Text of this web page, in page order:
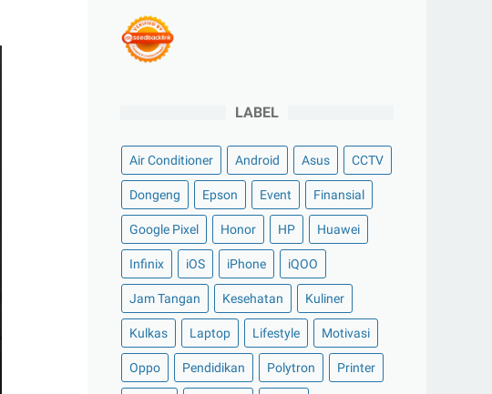
LABEL
Air Conditioner Android Asus CCTV
Dongeng Epson Event Finansial
Google Pixel Honor HP Huawei
Infinix iOS iPhone iQOO
Jam Tangan Kesehatan Kuliner
Kulkas Laptop Lifestyle Motivasi
Oppo Pendidikan Polytron Printer